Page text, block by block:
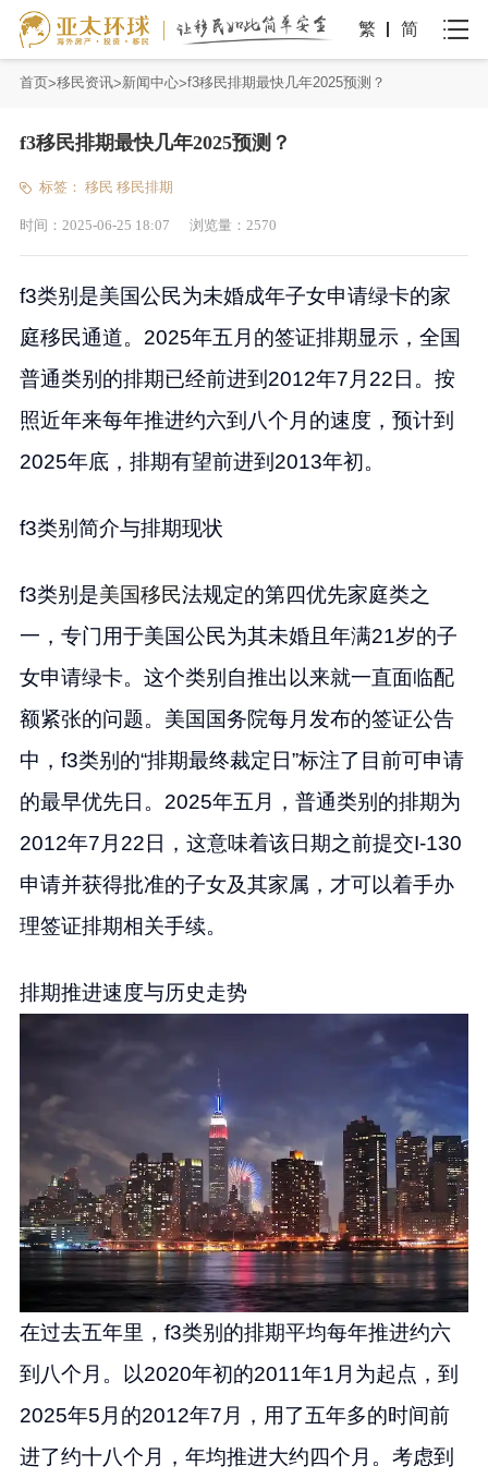
繁 简
首页 移民资讯 新闻中心 f3移民排期最快几年2025预测？
f3移民排期最快几年2025预测？
标签： 移民 移民排期
时间： 2025-06-25 18:07 浏览量： 2570
f3类别是美国公民为未婚成年子女申请绿卡的家
庭移民通道。2025年五月的签证排期显示，全国
普通类别的排期已经前进到2012年7月22日。按
照近年来每年推进约六到八个月的速度，预计到
2025年底，排期有望前进到2013年初。
f3类别简介与排期现状
f3类别是美国移民法规定的第四优先家庭类之
一，专门用于美国公民为其未婚且年满21岁的子
女申请绿卡。这个类别自推出以来就一直面临配
额紧张的问题。美国国务院每月发布的签证公告
中，f3类别的“排期最终裁定日”标注了目前可申请
的最早优先日。2025年五月，普通类别的排期为
2012年7月22日，这意味着该日期之前提交I-130
申请并获得批准的子女及其家属，才可以着手办
理签证排期相关手续。
排期推进速度与历史走势
在过去五年里，f3类别的排期平均每年推进约六
到八个月。以2020年初的2011年1月为起点，到
2025年5月的2012年7月，用了五年多的时间前
进了约十八个月，年均推进大约四个月。考虑到